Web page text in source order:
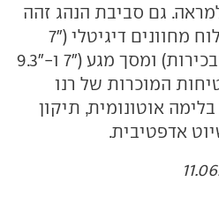
גם סביבת הנהג זהה
לקליאו, עם אותו הגה, לוח מחוונים דיגיטלי ("7
בגרסאות הבסיס, "10 בבכירות) ומסך מגע ("7 ו-"9.3
המוכרות של רנו
אוטונומית, תיקון
אדפטיבית.